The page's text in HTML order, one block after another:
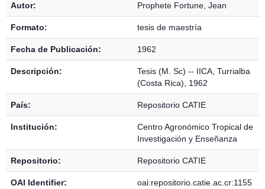
Autor: Prophete Fortune, Jean
Formato: tesis de maestría
Fecha de Publicación: 1962
Descripción:
Tesis (M. Sc) -- IICA, Turrialba
(Costa Rica), 1962
País: Repositorio CATIE
Institución:
Centro Agronómico Tropical de
Investigación y Enseñanza
Repositorio: Repositorio CATIE
OAI Identifier:
oai:repositorio.catie.ac.cr:1155